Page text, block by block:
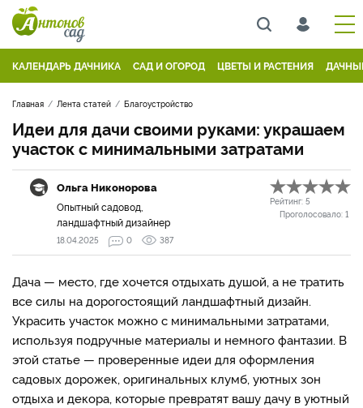
КАЛЕНДАРЬ ДАЧНИКА САД И ОГОРОД ЦВЕТЫ И РАСТЕНИЯ
Главная Лента статей Благоустройство
Идеи для дачи своими руками: украшаем
участок с минимальными затратами
Ольга Никонорова
Опытный садовод,
ландшафтный дизайнер
Рейтинг: 5
Проголосовало: 1
18.04.2025 0 387
Дача — место, где хочется отдыхать душой, а не тратить
все силы на дорогостоящий ландшафтный дизайн.
Украсить участок можно с минимальными затратами,
используя подручные материалы и немного фантазии. В
этой статье — проверенные идеи для оформления
садовых дорожек, оригинальных клумб, уютных зон
отдыха и декора, которые превратят вашу дачу в уютный